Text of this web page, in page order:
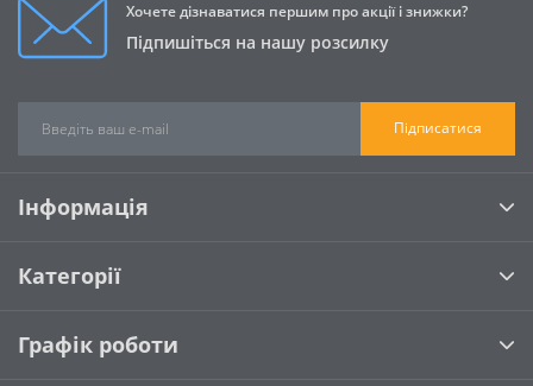
Хочете дізнаватися першим про акції і знижки?
Підпишіться на нашу розсилку
Підписатися
Інформація
Категорії
Графік роботи